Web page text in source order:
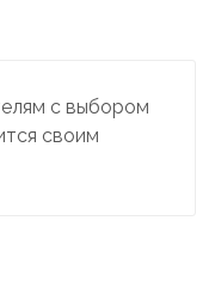
с выбором
своим